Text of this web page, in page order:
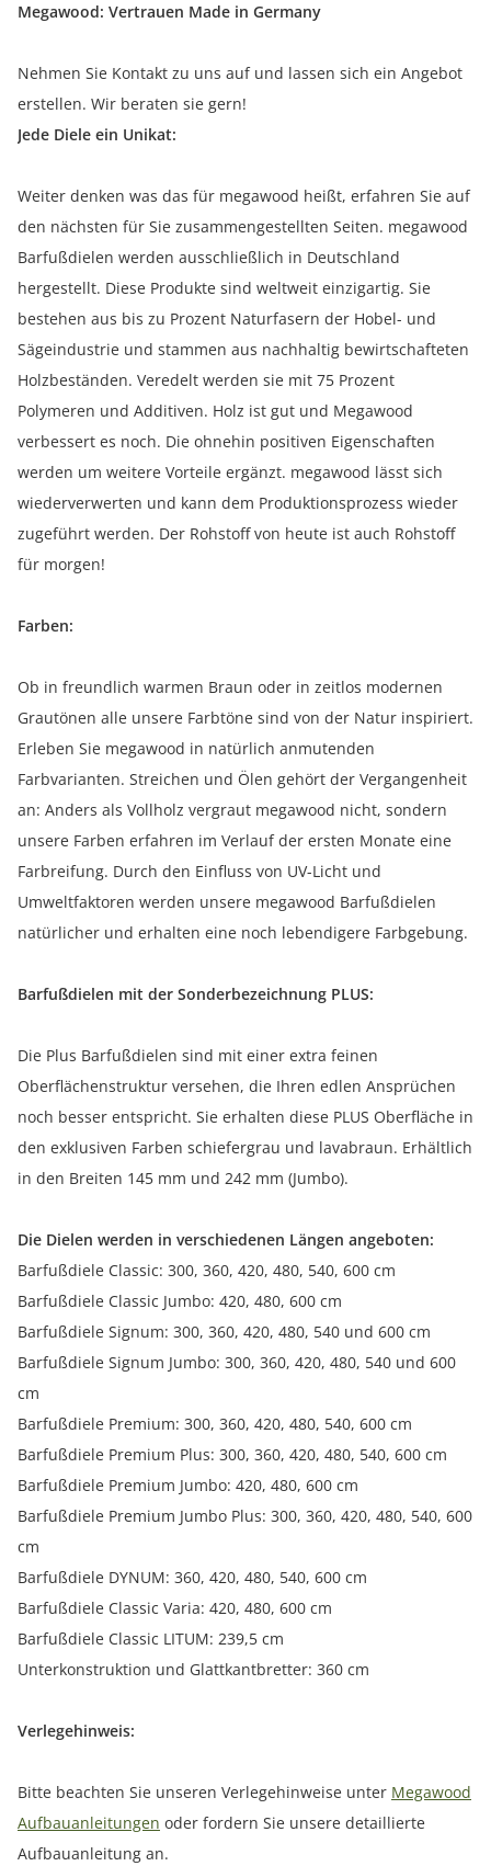
Megawood: Vertrauen Made in Germany
Nehmen Sie Kontakt zu uns auf und lassen sich ein Angebot
erstellen. Wir beraten sie gern!
Jede Diele ein Unikat:
Weiter denken was das für megawood heißt, erfahren Sie auf
den nächsten für Sie zusammengestellten Seiten. megawood
Barfußdielen werden ausschließlich in Deutschland
hergestellt. Diese Produkte sind weltweit einzigartig. Sie
bestehen aus bis zu Prozent Naturfasern der Hobel- und
Sägeindustrie und stammen aus nachhaltig bewirtschafteten
Holzbeständen. Veredelt werden sie mit 75 Prozent
Polymeren und Additiven. Holz ist gut und Megawood
verbessert es noch. Die ohnehin positiven Eigenschaften
werden um weitere Vorteile ergänzt. megawood lässt sich
wiederverwerten und kann dem Produktionsprozess wieder
zugeführt werden. Der Rohstoff von heute ist auch Rohstoff
für morgen!
Farben:
Ob in freundlich warmen Braun oder in zeitlos modernen
Grautönen alle unsere Farbtöne sind von der Natur inspiriert.
Erleben Sie megawood in natürlich anmutenden
Farbvarianten. Streichen und Ölen gehört der Vergangenheit
an: Anders als Vollholz vergraut megawood nicht, sondern
unsere Farben erfahren im Verlauf der ersten Monate eine
Farbreifung. Durch den Einfluss von UV-Licht und
Umweltfaktoren werden unsere megawood Barfußdielen
natürlicher und erhalten eine noch lebendigere Farbgebung.
Barfußdielen mit der Sonderbezeichnung PLUS:
Die Plus Barfußdielen sind mit einer extra feinen
Oberflächenstruktur versehen, die Ihren edlen Ansprüchen
noch besser entspricht. Sie erhalten diese PLUS Oberfläche in
den exklusiven Farben schiefergrau und lavabraun. Erhältlich
in den Breiten 145 mm und 242 mm (Jumbo).
Die Dielen werden in verschiedenen Längen angeboten:
Barfußdiele Classic: 300, 360, 420, 480, 540, 600 cm
Barfußdiele Classic Jumbo: 420, 480, 600 cm
Barfußdiele Signum: 300, 360, 420, 480, 540 und 600 cm
Barfußdiele Signum Jumbo: 300, 360, 420, 480, 540 und 600
cm
Barfußdiele Premium: 300, 360, 420, 480, 540, 600 cm
Barfußdiele Premium Plus: 300, 360, 420, 480, 540, 600 cm
Barfußdiele Premium Jumbo: 420, 480, 600 cm
Barfußdiele Premium Jumbo Plus: 300, 360, 420, 480, 540, 600
cm
Barfußdiele DYNUM: 360, 420, 480, 540, 600 cm
Barfußdiele Classic Varia: 420, 480, 600 cm
Barfußdiele Classic LITUM: 239,5 cm
Unterkonstruktion und Glattkantbretter: 360 cm
Verlegehinweis:
Bitte beachten Sie unseren Verlegehinweise unter Megawood
Aufbauanleitungen oder fordern Sie unsere detaillierte
Aufbauanleitung an.